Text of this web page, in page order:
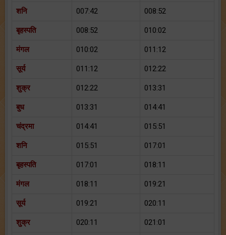
शनि 007:42 008:52
बृहस्पति 008:52 010:02
मंगल 010:02 011:12
सूर्य 011:12 012:22
शुक्र 012:22 013:31
बुध 013:31 014:41
चंद्रमा 014:41 015:51
शनि 015:51 017:01
बृहस्पति 017:01 018:11
मंगल 018:11 019:21
सूर्य 019:21 020:11
शुक्र 020:11 021:01